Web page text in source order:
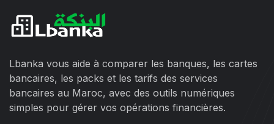
Lbanka vous aide à comparer les banques, les cartes
bancaires, les packs et les tarifs des services
bancaires au Maroc, avec des outils numériques
simples pour gérer vos opérations financières.